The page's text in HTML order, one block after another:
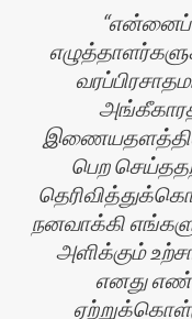
என்னைப்
பெற
நனவாக்கி
அளிக்கும்
எனது